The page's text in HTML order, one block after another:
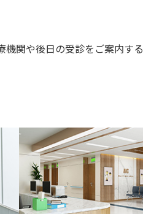
関や後日の受診をご案内す